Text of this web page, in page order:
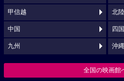
甲信越 北陸
中国 四国
九州 沖縄
全国の映画館